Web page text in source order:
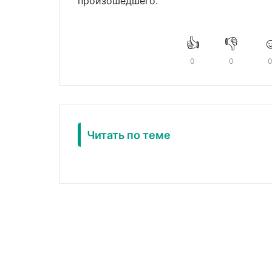
👍
0
👎
0 0
Читать по теме